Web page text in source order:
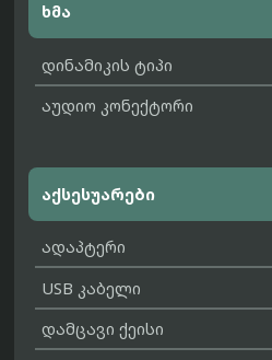
ხმა
დინამიკის ტიპი
აუდიო კონექტორი
აქსესუარები
ადაპტერი
USB კაბელი
დამცავი ქეისი